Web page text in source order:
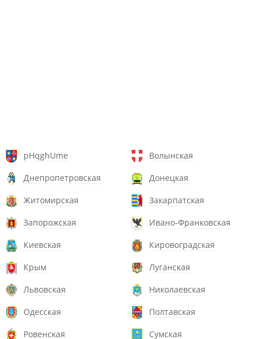
pHqghUme
Волынская
Днепропетровская
Донецкая
Житомирская
Закарпатская
Запорожская
Ивано-Франковская
Киевская
Кировоградская
Крым
Луганская
Львовская
Николаевская
Одесская
Полтавская
Ровенская
Сумская